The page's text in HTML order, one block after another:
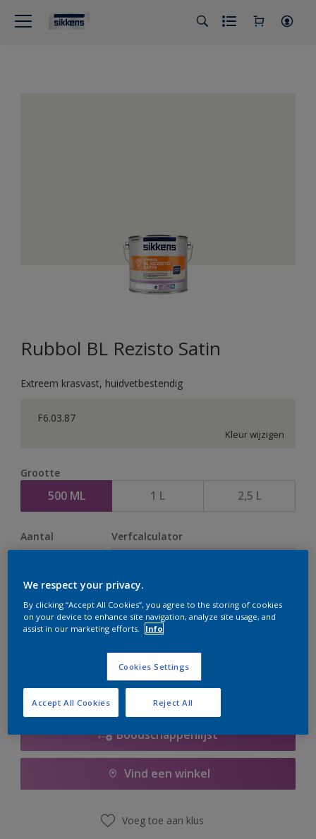
Rubbol BL Rezisto Satin
Extreem krasvast, huidvetbestendig
F6.03.87
Kleur wijzigen
Grootte
500 ML 1 L 2,5 L
Aantal Verfcalculator
Op dit moment is het niet mogelijk dit product online
te bestellen. Houd de website in de gaten, we werken
Boodschappenlijst
Vind een winkel
Voeg toe aan klus
We respect your privacy.
By clicking “Accept All Cookies”, you agree to the storing of cookies
on your device to enhance site navigation, analyze site usage, and
assist in our marketing efforts.
Info
Cookies Settings
Reject All
Accept All Cookies